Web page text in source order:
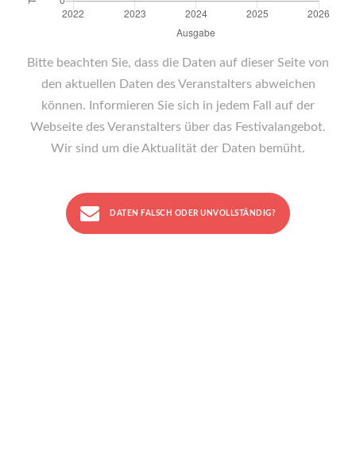
Bitte beachten Sie, dass die Daten auf dieser Seite von
den aktuellen Daten des Veranstalters abweichen
können. Informieren Sie sich in jedem Fall auf der
Webseite des Veranstalters über das Festivalangebot.
Wir sind um die Aktualität der Daten bemüht.
DATEN FALSCH ODER UNVOLLSTÄNDIG?